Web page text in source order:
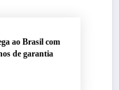
ao Brasil com
de garantia